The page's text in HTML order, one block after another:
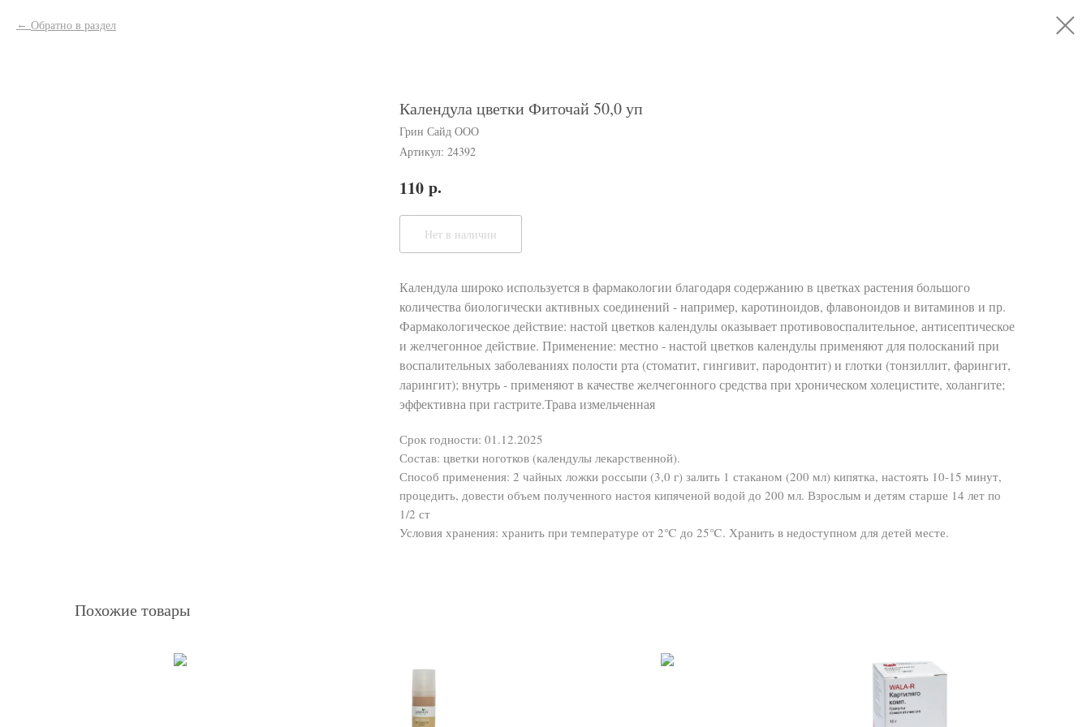
Обратно в раздел
Календула цветки Фиточай 50,0 уп
Грин Сайд ООО
Артикул: 24392
110 р.
Нет в наличии
Календула широко используется в фармакологии благодаря содержанию в цветках растения большого
количества биологически активных соединений - например, каротиноидов, флавоноидов и витаминов и пр.
Фармакологическое действие: настой цветков календулы оказывает противовоспалительное, антисептическое
и желчегонное действие. Применение: местно - настой цветков календулы применяют для полосканий при
воспалительных заболеваниях полости рта (стоматит, гингивит, пародонтит) и глотки (тонзиллит, фарингит,
ларингит); внутрь - применяют в качестве желчегонного средства при хроническом холецистите, холангите;
эффективна при гастрите.Трава измельченная
Срок годности: 01.12.2025
Состав: цветки ноготков (календулы лекарственной).
Способ применения: 2 чайных ложки россыпи (3,0 г) залить 1 стаканом (200 мл) кипятка, настоять 10-15 минут,
процедить, довести объем полученного настоя кипяченой водой до 200 мл. Взрослым и детям старше 14 лет по
1/2 ст
Условия хранения: хранить при температуре от 2℃ до 25℃. Хранить в недоступном для детей месте.
Похожие товары